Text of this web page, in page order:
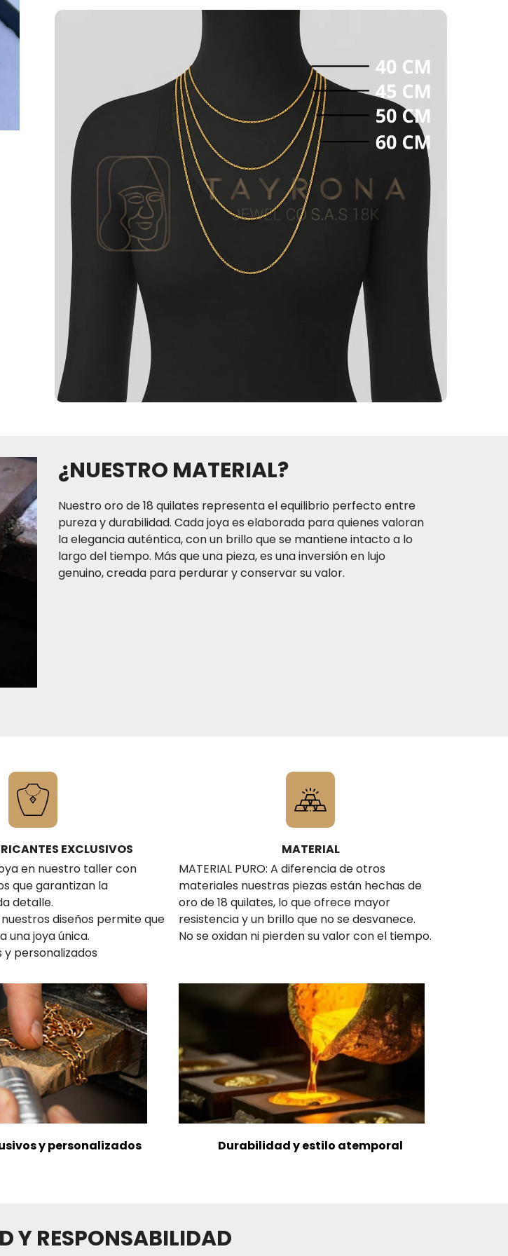
TAYRONA JEWEL CO. SAS realiza despachos de productos a municipios
del territorio colombiano a través de una empresa transportadora
independiente, que garantiza la seguridad y cobertura, para que su
compra llegue a la dirección que desea.
TIEMPOS DE ENTREGA
El tiempo de entrega de los productos es aproximadamente de uno (1)
a tres (3) días hábiles para las ciudades de Medellín y Bogotá D.C. ; dos
(2) a cuatro (4) días hábiles para ciudades principales y hasta siete
(7) días hábiles para otros destinos en condiciones de operación
normal. Recuerda que si estas ubicado en la ciudad de Medellín te
puedes también acercar a nuestro punto de venta ubicado Calle
48#53-39 Local 130
¿NUESTRO MATERIAL?
Nuestro oro de 18 quilates representa el equilibrio perfecto entre
pureza y durabilidad. Cada joya es elaborada para quienes valoran
la elegancia auténtica, con un brillo que se mantiene intacto a lo
largo del tiempo. Más que una pieza, es una inversión en lujo
genuino, creada para perdurar y conservar su valor.
EXCLUSIVOS
en nuestro taller con
que garantizan la
detalle.
nuestros diseños permite que
una joya única.
y personalizados
y personalizados
MATERIAL
MATERIAL PURO: A diferencia de otros
materiales nuestras piezas están hechas de
oro de 18 quilates, lo que ofrece mayor
resistencia y un brillo que no se desvanece.
No se oxidan ni pierden su valor con el tiempo.
Durabilidad y estilo atemporal
Y RESPONSABILIDAD